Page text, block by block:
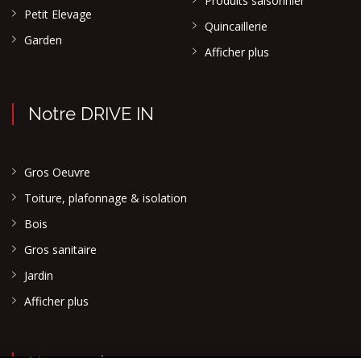
Petit Elevage
Garden
Quincaillerie
Afficher plus
Notre DRIVE IN
Gros Oeuvre
Toiture, plafonnage & isolation
Bois
Gros sanitaire
Jardin
Afficher plus